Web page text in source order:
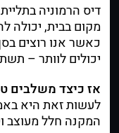
דיס הרמוניה
מקום בבית, יכולה
כאשר אנו רוצים
יכולים לוותר –
אז כיצד משלבים
לעשות זאת היא
המקנה חלל מעוצב